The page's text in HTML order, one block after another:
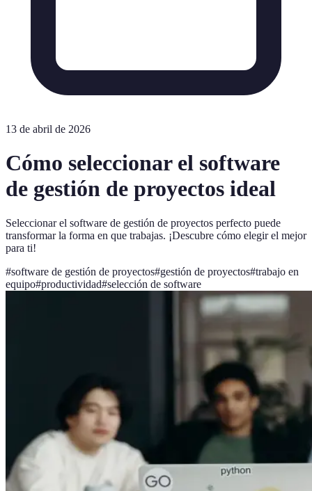
13 de abril de 2026
Cómo seleccionar el software
de gestión de proyectos ideal
Seleccionar el software de gestión de proyectos perfecto puede
transformar la forma en que trabajas. ¡Descubre cómo elegir el mejor
para ti!
#software de gestión de proyectos#gestión de proyectos#trabajo en
equipo#productividad#selección de software